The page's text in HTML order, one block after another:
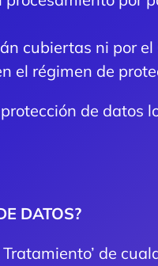
cubiertas ni por
el régimen de
de datos
DATOS?
de